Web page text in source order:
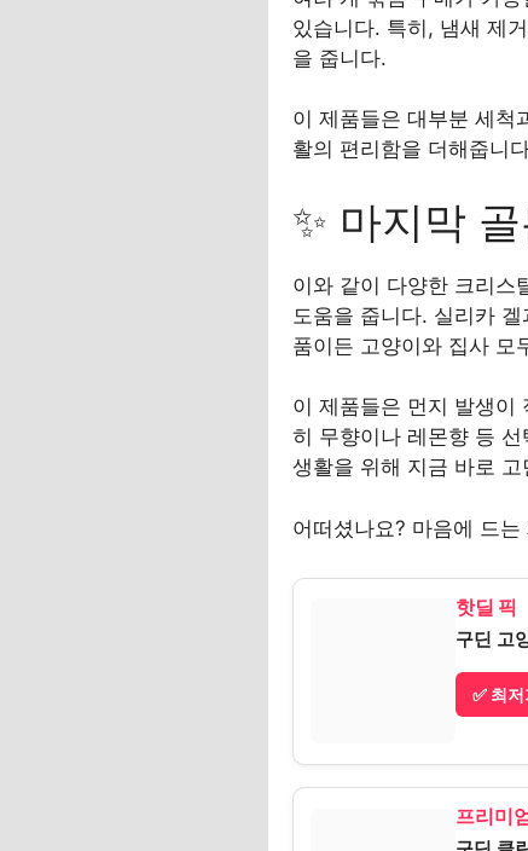
있습니다. 특히, 냄새 제
을 줍니다.
이 제품들은 대부분 세척
활의 편리함을 더해줍니
✨ 마지막
이와 같이 다양한 크리스
도움을 줍니다. 실리카
품이든 고양이와 집사 모
이 제품들은 먼지 발생이
히 무향이나 레몬향 등
생활을 위해 지금 바로 고
어떠셨나요? 마음에 드
핫딜 픽
구딘 고
✅ 최
프리미